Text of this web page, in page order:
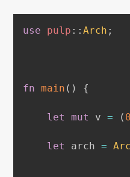
use pulp ::Arch ;
fn main ( ) {
let mut v = ( 0
let arch =